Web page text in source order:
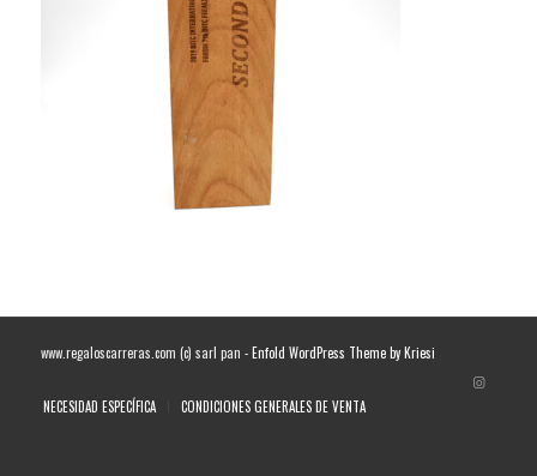
www.regaloscarreras.com (c) sarl pan -Enfold WordPress Theme by Kriesi
NECESIDAD ESPECÍFICA CONDICIONES GENERALES DE VENTA